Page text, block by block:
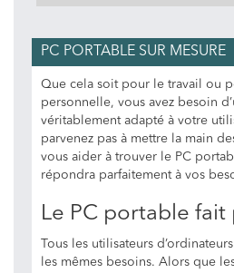
PC PORTABLE SUR MESURE
Que cela soit pour le travail ou
personnelle, vous avez besoin
véritablement adapté à votre
parvenez pas à mettre la main
vous aider à trouver le PC
répondra parfaitement à vos
Le PC portable fait
Tous les utilisateurs
les mêmes besoins. Alors que